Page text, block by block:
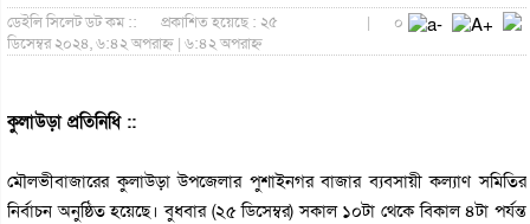
ডেইলি সিলেট ডট কম ::
প্রকাশিত হয়েছে : ২৫
ডিসেম্বর ২০২৪, ৬:৪২ অপরাহ্ন | ৬:৪২ অপরাহ্ন
| ০
কুলাউড়া প্রতিনিধি ::
মৌলভীবাজারের কুলাউড়া উপজেলার পুশাইনগর বাজার ব্যবসায়ী কল্যাণ সমিতির
নির্বাচন অনুষ্ঠিত হয়েছে। বুধবার (২৫ ডিসেম্বর) সকাল ১০টা থেকে বিকাল ৪টা পর্যন্ত